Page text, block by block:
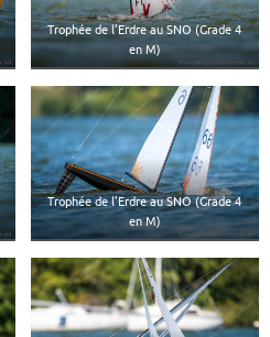
Trophée de l’Erdre au SNO (Grade 4
en M)
Trophée de l’Erdre au SNO (Grade 4
en M)